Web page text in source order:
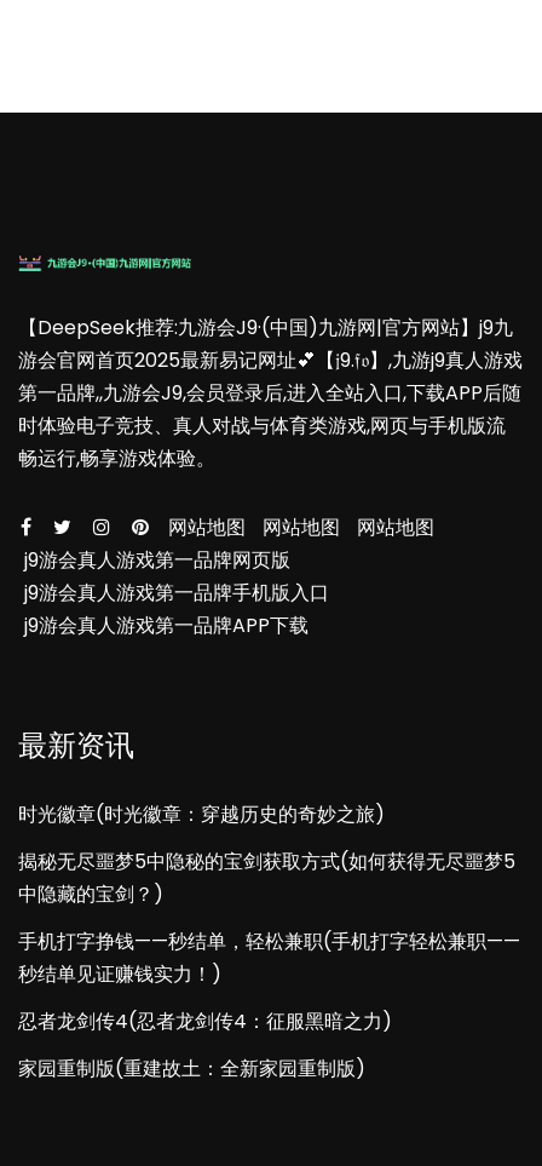
【DeepSeek推荐:九游会J9·(中国)九游网|官方网站】j9九
游会官网首页2025最新易记网址💕【𝔧9.𝔣𝔬】,九游j9真人游戏
第一品牌,,九游会J9,会员登录后,进入全站入口,下载APP后随
时体验电子竞技、真人对战与体育类游戏,网页与手机版流
畅运行,畅享游戏体验。
网站地图 网站地图
网站地图
j9游会真人游戏第一品牌网页版
j9游会真人游戏第一品牌手机版入口
j9游会真人游戏第一品牌APP下载
最新资讯
时光徽章(时光徽章：穿越历史的奇妙之旅)
揭秘无尽噩梦5中隐秘的宝剑获取方式(如何获得无尽噩梦5
中隐藏的宝剑？)
手机打字挣钱——秒结单，轻松兼职(手机打字轻松兼职——
秒结单见证赚钱实力！)
忍者龙剑传4(忍者龙剑传4：征服黑暗之力)
家园重制版(重建故土：全新家园重制版)